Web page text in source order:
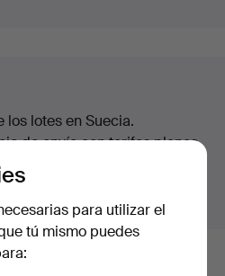
los lotes en Suecia.
de envío con tarifas planas
para utilizar el
tú mismo puedes